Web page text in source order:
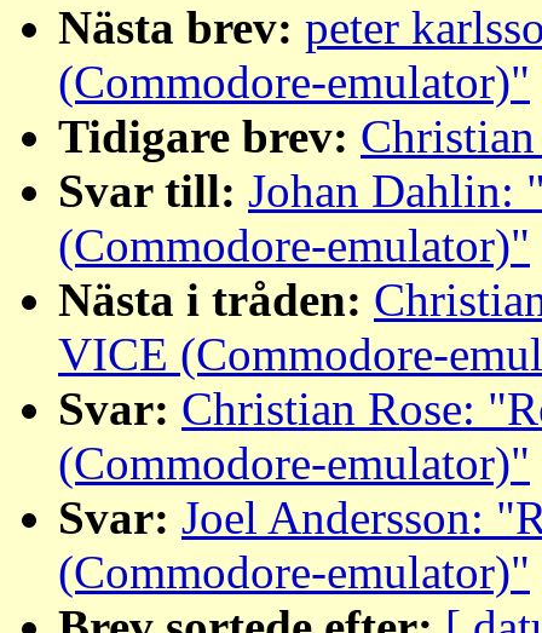
Nästa brev: peter
(Commodore-emulator)"
Tidigare brev:
Svar till: Johan Dahlin:
(Commodore-emulator)"
Nästa i tråden:
VICE (Commodore-
Svar: Christian Rose:
(Commodore-emulator)"
Svar: Joel Andersson:
(Commodore-emulator)"